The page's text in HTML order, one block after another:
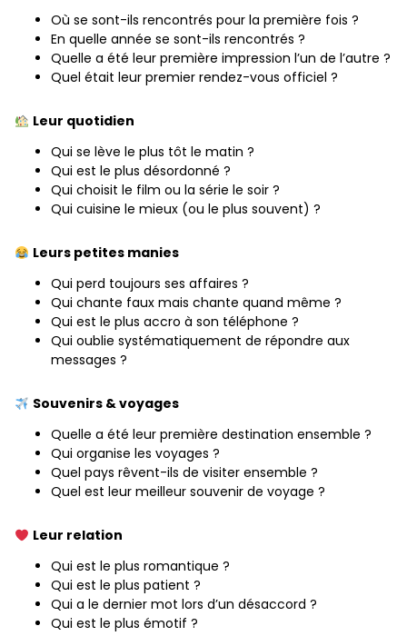
Où se sont-ils rencontrés pour la première fois ?
En quelle année se sont-ils rencontrés ?
Quelle a été leur première impression l’un de l’autre ?
Quel était leur premier rendez-vous officiel ?
Leur quotidien
Qui se lève le plus tôt le matin ?
Qui est le plus désordonné ?
Qui choisit le film ou la série le soir ?
Qui cuisine le mieux (ou le plus souvent) ?
Leurs petites manies
Qui perd toujours ses affaires ?
Qui chante faux mais chante quand même ?
Qui est le plus accro à son téléphone ?
Qui oublie systématiquement de répondre aux
messages ?
Souvenirs & voyages
Quelle a été leur première destination ensemble ?
Qui organise les voyages ?
Quel pays rêvent-ils de visiter ensemble ?
Quel est leur meilleur souvenir de voyage ?
Leur relation
Qui est le plus romantique ?
Qui est le plus patient ?
Qui a le dernier mot lors d’un désaccord ?
Qui est le plus émotif ?